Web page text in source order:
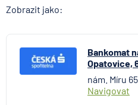
Fio banka
mBank
MONETA Money Bank
Oberbank AG
Raiffeisenbank
Zobrazit jako:
Bankomat
Opatovice,
nám. Míru
Navigovat